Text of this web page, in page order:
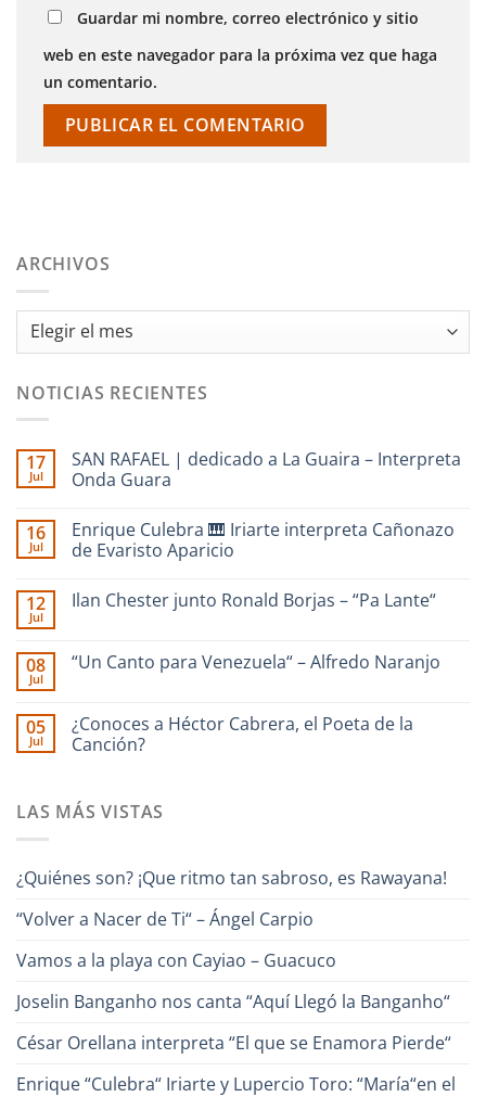
Guardar mi nombre, correo electrónico y sitio
web en este navegador para la próxima vez que haga
un comentario.
ARCHIVOS
Archivos
NOTICIAS RECIENTES
17
Jul
SAN RAFAEL | dedicado a La Guaira – Interpreta
Onda Guara
comentarios
en
SAN
dedicado
–
Interpreta
16
Jul
Enrique Culebra 🎹 Iriarte interpreta Cañonazo
de Evaristo Aparicio
comentarios
🎹
Iriarte
de
Evaristo
Aparicio
12
Jul
Ilan Chester junto Ronald Borjas – “Pa Lante“
comentarios
en
Ronald
Borjas
–
08
Jul
“Un Canto para Venezuela“ – Alfredo Naranjo
comentarios
en
“Un
Canto
Alfredo
05
Jul
¿Conoces a Héctor Cabrera, el Poeta de la
Canción?
en
¿Conoces
el
la
LAS MÁS VISTAS
¿Quiénes son? ¡Que ritmo tan sabroso, es Rawayana!
“Volver a Nacer de Ti“ – Ángel Carpio
Vamos a la playa con Cayiao – Guacuco
Joselin Banganho nos canta “Aquí Llegó la Banganho“
César Orellana interpreta “El que se Enamora Pierde“
Enrique “Culebra“ Iriarte y Lupercio Toro: “María“en el